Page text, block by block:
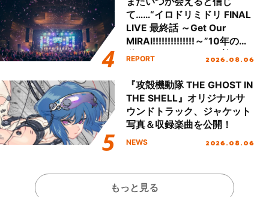
て……“イロドリミドリ FINAL
LIVE 最終話 ～Get Our
MIRAI!!!!!!!!!!!!!!～”10年の活
動を経てファイナルを迎える
REPORT 2026.08.06
『攻殻機動隊 THE GHOST IN
THE SHELL』オリジナルサ
ウンドトラック、ジャケット
写真＆収録楽曲を公開！
NEWS 2026.08.06
もっと見る